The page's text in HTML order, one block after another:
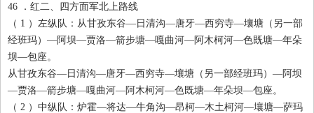
46
．红二、四方面军北上路线
（ 1 ）左纵队：从甘孜东谷—日清沟—唐牙—西穷寺—壤塘（另一部
经班玛）—阿坝—贾洛—箭步塘—嘎曲河—阿木柯河—色既塘—年朵
坝—包座。
从甘孜东谷—日清沟—唐牙—西穷寺—壤塘（另一部经班玛）—阿坝
—贾洛—箭步塘—嘎曲河—阿木柯河—色既塘—年朵坝—包座。
（ 2 ）中纵队：炉霍—将达—牛角沟—昂柯—木土柯河—壤塘—萨玛